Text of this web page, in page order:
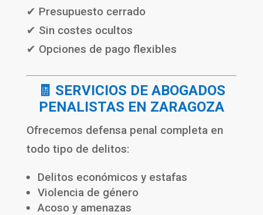
✔ Presupuesto cerrado
✔ Sin costes ocultos
✔ Opciones de pago flexibles
🧾 SERVICIOS DE ABOGADOS
PENALISTAS EN ZARAGOZA
Ofrecemos defensa penal completa en
todo tipo de delitos:
Delitos económicos y estafas
Violencia de género
Acoso y amenazas